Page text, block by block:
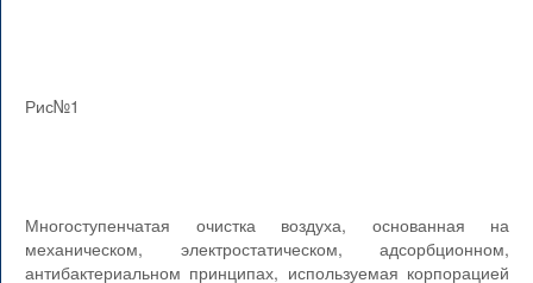
Рис№1
Многоступенчатая очистка воздуха, основанная на
механическом, электростатическом, адсорбционном,
антибактериальном принципах, используемая корпорацией